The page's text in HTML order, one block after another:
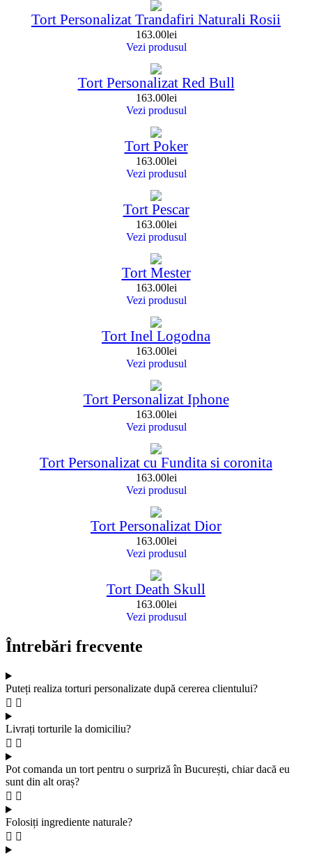
Tort Personalizat Trandafiri Naturali Rosii
163.00lei
Vezi produsul
Tort Personalizat Red Bull
163.00lei
Vezi produsul
Tort Poker
163.00lei
Vezi produsul
Tort Pescar
163.00lei
Vezi produsul
Tort Mester
163.00lei
Vezi produsul
Tort Inel Logodna
163.00lei
Vezi produsul
Tort Personalizat Iphone
163.00lei
Vezi produsul
Tort Personalizat cu Fundita si coronita
163.00lei
Vezi produsul
Tort Personalizat Dior
163.00lei
Vezi produsul
Tort Death Skull
163.00lei
Vezi produsul
Întrebări frecvente
Puteți realiza torturi personalizate după cererea clientului?
Livrați torturile la domiciliu?
Pot comanda un tort pentru o surpriză în București, chiar dacă eu
sunt din alt oraș?
Folosiți ingrediente naturale?